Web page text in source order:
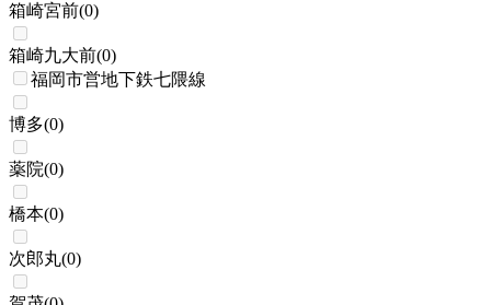
箱崎宮前(0)
箱崎九大前(0)
福岡市営地下鉄七隈線
博多(0)
薬院(0)
橋本(0)
次郎丸(0)